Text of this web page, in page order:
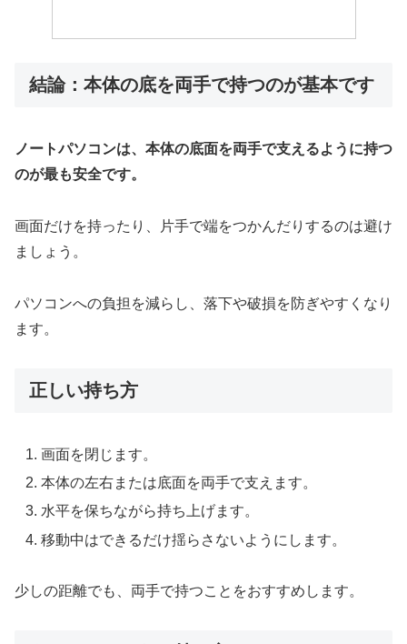
結論：本体の底を両手で持つのが基本です
ノートパソコンは、本体の底面を両手で支えるように持つ
のが最も安全です。
画面だけを持ったり、片手で端をつかんだりするのは避け
ましょう。
パソコンへの負担を減らし、落下や破損を防ぎやすくなり
ます。
正しい持ち方
画面を閉じます。
本体の左右または底面を両手で支えます。
水平を保ちながら持ち上げます。
移動中はできるだけ揺らさないようにします。
少しの距離でも、両手で持つことをおすすめします。